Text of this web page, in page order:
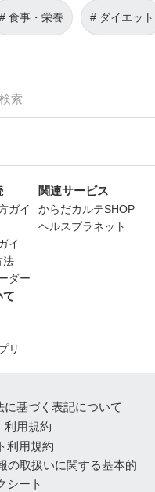
食事・栄養 ダイエット
ガイ
イ
法
ダー
て
リ
関連サービス
からだカルテSHOP
ヘルスプラネット
に基づく表記について
利用規約
利用規約
の取扱いに関する基本的
シート